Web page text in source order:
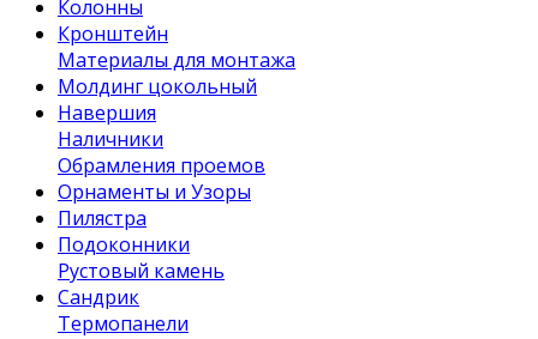
Колонны
Кронштейн
Материалы для монтажа
Молдинг цокольный
Навершия
Наличники
Обрамления проемов
Орнаменты и Узоры
Пилястра
Подоконники
Рустовый камень
Сандрик
Термопанели